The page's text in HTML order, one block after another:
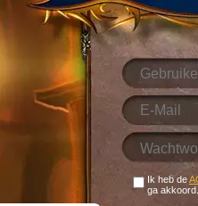
Ik heb de
ga akkoord.